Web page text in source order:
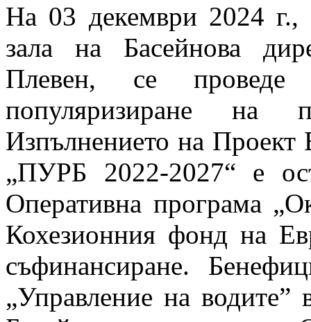
На 03 декември 2024 г.,
зала на Басейнова
Плевен, се проведе
популяризиране на
Изпълнението на
„ПУРБ 2022-2027“ е
Оперативна програма
Кохезионния фонд на
съфинансиране.
„Управление на